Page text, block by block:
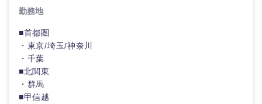
クリエイ
コンサル
タント
専門職
技術職（モノづくり）
金融専門職
勤務地
■首都圏
・東京/埼玉/神奈川
・千葉
■北関東
・群馬
■甲信越